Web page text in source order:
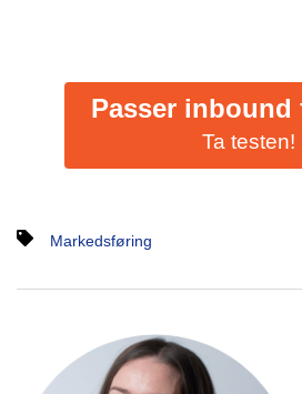
Passer inbound
Ta testen!
Markedsføring